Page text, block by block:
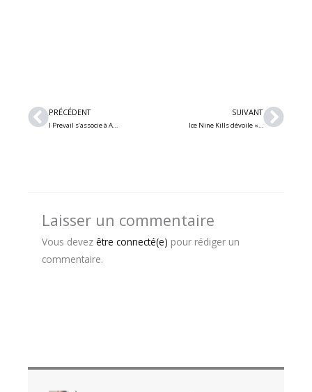
Précédent
PRÉCÉDENT
I Prevail s’associe à Amira Elfeky sur le nouveau simple « Paradise »
SUIVANT
Ice Nine Kills dévoile « Play Dead », une nouvelle chanson en collaboration avec Dead by Daylight
Laisser un commentaire
Vous devez être connecté(e) pour rédiger un
commentaire.